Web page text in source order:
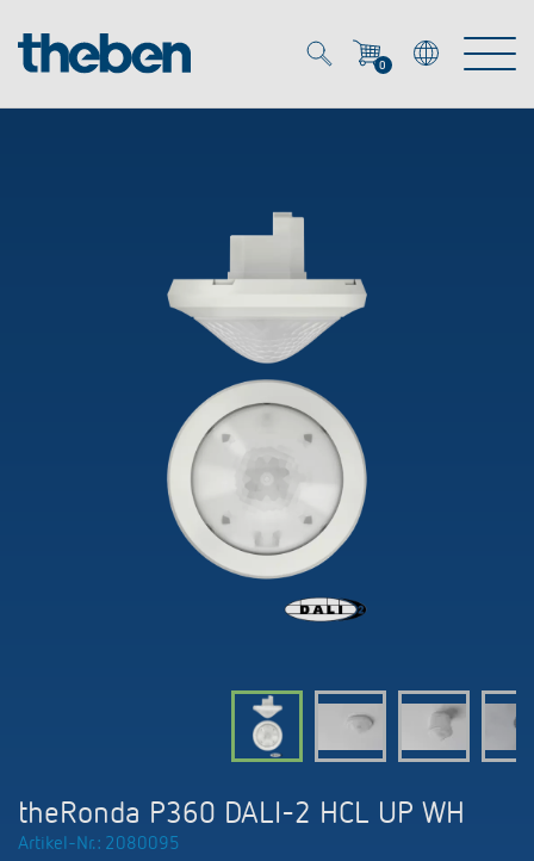
0
Energy Manager
Smart Home
Präsenzmelder & Bewegungsmelder
Ansprechpartner OEM
OEM-Referenzen
Zeit- und Lichtsteuerung
DALI-2 Lichtsteuerung
KNX-Systeme
KNX Smart Home System LUXORliving
Apps
Downloads
Kataloge und Prospekte
Konformitätserklärungen
Nachhaltigkeit
Technischer Support
Vertrieb Deutschland
theRonda P360 DALI-2 HCL UP WH
Artikel-Nr.: 2080095